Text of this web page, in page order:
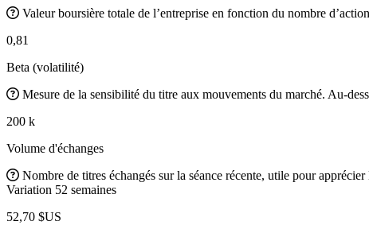
Valeur boursière totale de l’entreprise en fonction du nombre
0,81
Beta (volatilité)
Mesure de la sensibilité du titre aux mouvements du marché. Au-
200 k
Volume d'échanges
Nombre de titres échangés sur la séance récente, utile pour
Variation 52 semaines
52,70 $US